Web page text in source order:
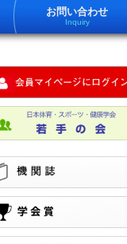
お問い合わせ
Inquiry